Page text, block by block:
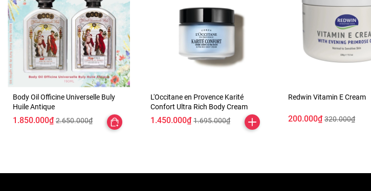
Các tầng hương chính:
Nhóm hương: hương hoa cỏ.
Hương đầu:Cam Bergamot (Cam quýt), Lê Juicy, Hạt tiêu hồng.
Hoa hồng và Hoa nhài.
Body Oil Officine Universelle Buly
Huile Antique
1.850.000₫ 2.650.000₫
L'Occitane en Provence Karité
Confort Ultra Rich Body Cream
1.450.000₫ 1.695.000₫
Redwin Vitamin E Cream
200.000₫ 320.000₫